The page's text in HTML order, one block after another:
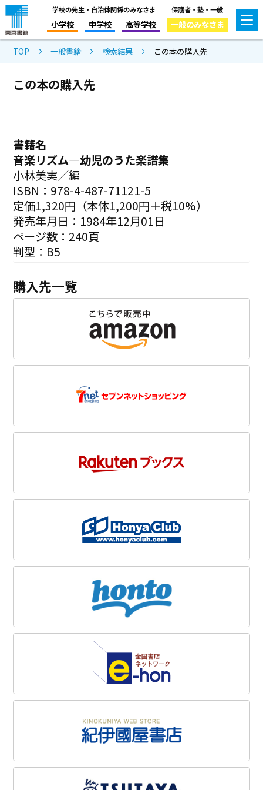
学校の先生・自治体関係のみなさま
小学校 中学校 高等学校
保護者・塾・一般
一般のみなさま
TOP 一般書籍 検索結果 この本の購入先
この本の購入先
書籍名
音楽リズム―幼児のうた楽譜集
小林美実／編
ISBN：978-4-487-71121-5
定価1,320円（本体1,200円＋税10%）
発売年月日：1984年12月01日
ページ数：240頁
判型：B5
購入先一覧